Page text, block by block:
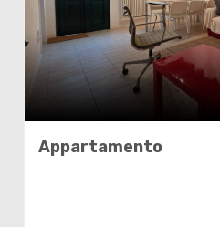
Appartamento